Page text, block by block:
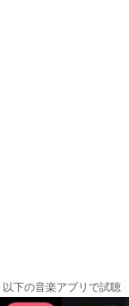
以下の音楽アプリで試聴